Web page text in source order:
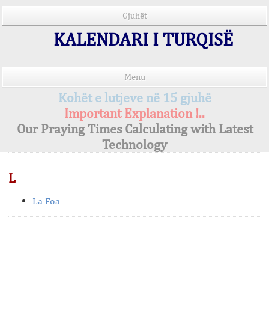
Gjuhët
KALENDARI I TURQISË
Menu
Kohët e lutjeve në 15 gjuhë
Important Explanation !..
Our Praying Times Calculating with Latest
Technology
L
La Foa